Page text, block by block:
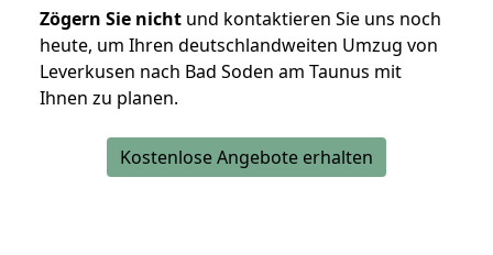
Zögern Sie nicht und kontaktieren Sie uns noch
heute, um Ihren deutschlandweiten Umzug von
Leverkusen nach Bad Soden am Taunus mit
Ihnen zu planen.
Kostenlose Angebote erhalten